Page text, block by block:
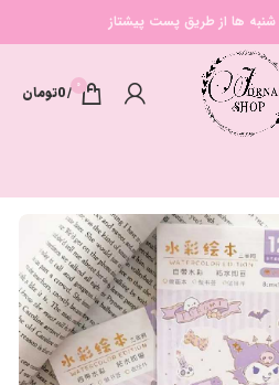
ها از طریق پست پیشتاز
0
/
0تومان